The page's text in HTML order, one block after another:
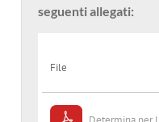
seguenti allegati:
File